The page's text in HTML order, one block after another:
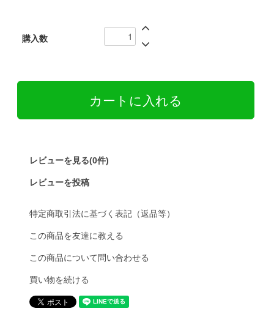
購入数
レビューを見る(0件)
レビューを投稿
特定商取引法に基づく表記（返品等）
この商品を友達に教える
この商品について問い合わせる
買い物を続ける